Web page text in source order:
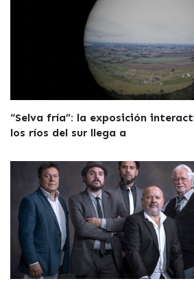
“Selva fría”: la exposición
los ríos del sur llega a